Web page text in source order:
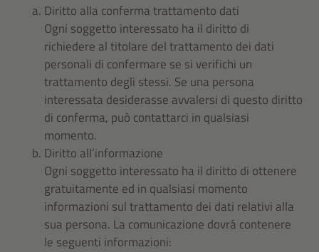
Diritto alla conferma trattamento dati
Ogni soggetto interessato ha il diritto di
richiedere al titolare del trattamento dei dati
personali di confermare se si verifichi un
trattamento degli stessi. Se una persona
interessata desiderasse avvalersi di questo diritto
di conferma, può contattarci in qualsiasi
momento.
Diritto all’informazione
Ogni soggetto interessato ha il diritto di ottenere
gratuitamente ed in qualsiasi momento
informazioni sul trattamento dei dati relativi alla
sua persona. La comunicazione dovrá contenere
le seguenti informazioni: